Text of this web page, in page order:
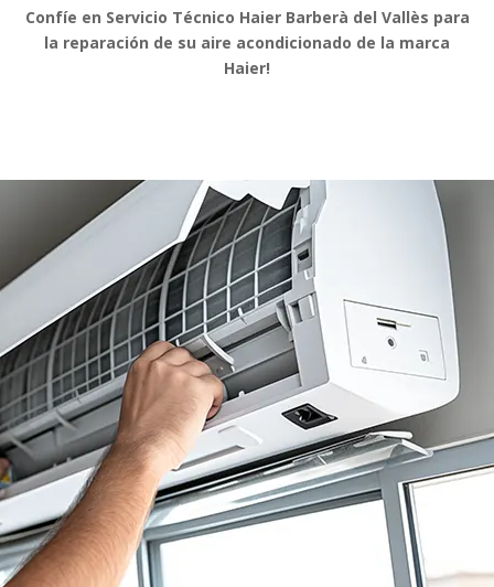
Confíe en Servicio Técnico Haier Barberà del Vallès para
la reparación de su aire acondicionado de la marca
Haier!